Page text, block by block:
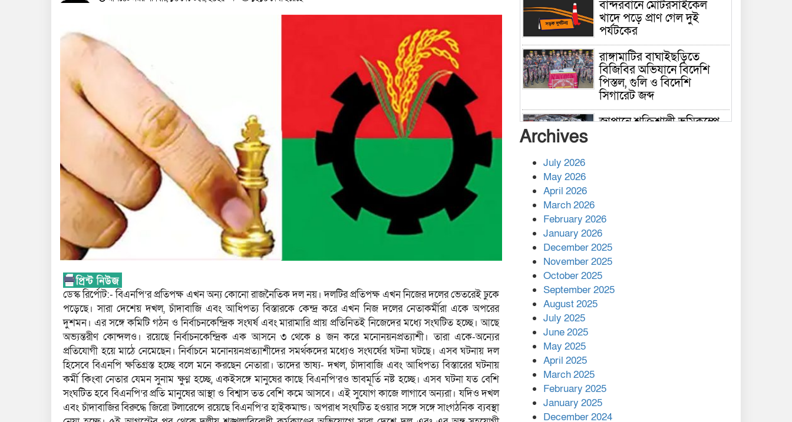
ডেস্ক রির্পোট:- বিএনপি’র প্রতিপক্ষ এখন অন্য কোনো রাজনৈতিক দল নয়। দলটির প্রতিপক্ষ এখন নিজের দলের ভেতরেই ঢুকে
পড়েছে। সারা দেশেয় দখল, চাঁদাবাজি এবং আধিপত্য বিস্তারকে কেন্দ্র করে এখন নিজ দলের নেতাকর্মীরা একে অপরের
দুশমন। এর সঙ্গে কমিটি গঠন ও নির্বাচনকেন্দ্রিক সংঘর্ষ এবং মারামারি প্রায় প্রতিনিতই নিজেদের মধ্যে সংঘটিত হচ্ছে। আছে
অভ্যন্তরীণ কোন্দলও। রয়েছে নির্বাচনকেন্দ্রিক এক আসনে ৩ থেকে ৪ জন করে মনোনয়নপ্রত্যাশী। তারা একে-অন্যের
প্রতিযোগী হয়ে মাঠে নেমেছেন। নির্বাচনে মনোনয়নপ্রত্যাশীদের সমর্থকদের মধ্যেও সংঘর্ষের ঘটনা ঘটছে। এসব ঘটনায় দল
হিসেবে বিএনপি ক্ষতিগ্রস্ত হচ্ছে বলে মনে করছেন নেতারা। তাদের ভাষ্য- দখল, চাঁদাবাজি এবং আধিপত্য বিস্তারের ঘটনায়
কর্মী কিংবা নেতার যেমন সুনাম ক্ষুণ্ন হচ্ছে, একইসঙ্গে মানুষের কাছে বিএনপি’রও ভাবমূর্তি নষ্ট হচ্ছে। এসব ঘটনা যত বেশি
সংঘটিত হবে বিএনপি’র প্রতি মানুষের আস্থা ও বিশ্বাস তত বেশি কমে আসবে। এই সুযোগ কাজে লাগাবে অন্যরা। যদিও দখল
এবং চাঁদাবাজির বিরুদ্ধে জিরো টলারেন্সে রয়েছে বিএনপি’র হাইকমান্ড। অপরাধ সংঘটিত হওয়ার সঙ্গে সঙ্গে সাংগঠনিক ব্যবস্থা
বান্দরবানে মোটরসাইকেল
খাদে পড়ে প্রাণ গেল দুই
পর্যটকের
রাঙ্গামাটির বাঘাইছড়িতে
বিজিবির অভিযানে বিদেশি
পিস্তল, গুলি ও বিদেশি
সিগারেট জব্দ
জাপানে শক্তিশালী ভূমিকম্পে
কাপ্তাই প্রেস ক্লাবের সভাপতি
মাহফুজ, সম্পাদক রিপন মারমা
নির্বাচিত
মালয়েশিয়ার প্রধানমন্ত্রীকে চিঠি
দেয়ার পর ফোন তারেক
রহমানের,গ্যাস সঙ্কট
মোকাবিলায় সহায়তার আশ্বাস
এক বিলিয়ন ডলার বিনিয়োগ
হবে আনোয়ারায়
Archives
July 2026
May 2026
April 2026
March 2026
February 2026
January 2026
December 2025
November 2025
October 2025
September 2025
August 2025
July 2025
June 2025
May 2025
April 2025
March 2025
February 2025
January 2025
December 2024